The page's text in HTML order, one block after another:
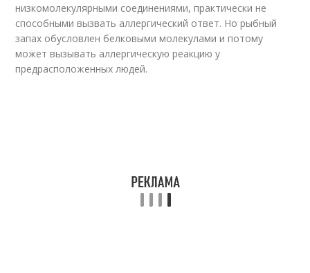
низкомолекулярными соединениями, практически не
способными вызвать аллергический ответ. Но рыбный
запах обусловлен белковыми молекулами и потому
может вызывать аллергическую реакцию у
предрасположенных людей.